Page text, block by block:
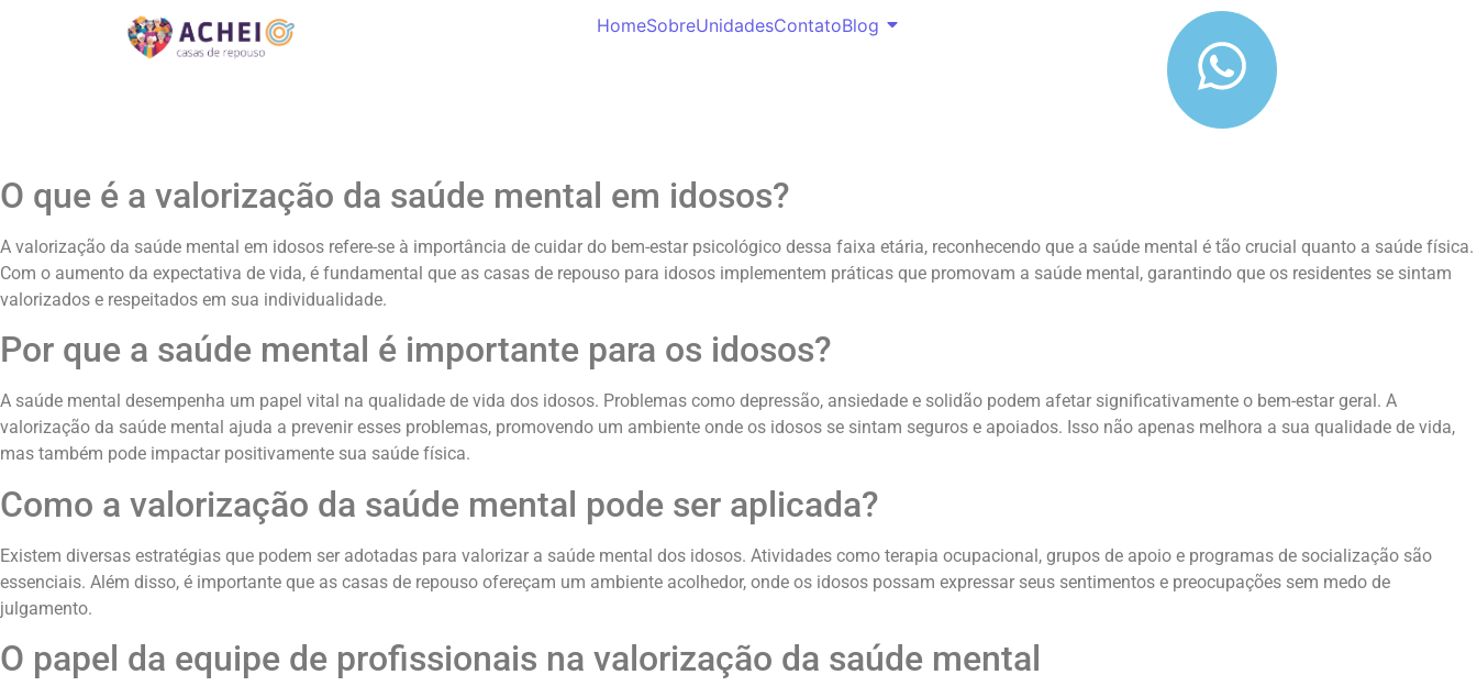
HomeSobreUnidadesContatoBlog
O que é a valorização da saúde mental em idosos?
A valorização da saúde mental em idosos refere-se à importância de cuidar do bem-estar psicológico dessa faixa etária, reconhecendo que a saúde mental é tão crucial quanto a saúde física.
Com o aumento da expectativa de vida, é fundamental que as casas de repouso para idosos implementem práticas que promovam a saúde mental, garantindo que os residentes se sintam
valorizados e respeitados em sua individualidade.
Por que a saúde mental é importante para os idosos?
A saúde mental desempenha um papel vital na qualidade de vida dos idosos. Problemas como depressão, ansiedade e solidão podem afetar significativamente o bem-estar geral. A
valorização da saúde mental ajuda a prevenir esses problemas, promovendo um ambiente onde os idosos se sintam seguros e apoiados. Isso não apenas melhora a sua qualidade de vida,
mas também pode impactar positivamente sua saúde física.
Como a valorização da saúde mental pode ser aplicada?
Existem diversas estratégias que podem ser adotadas para valorizar a saúde mental dos idosos. Atividades como terapia ocupacional, grupos de apoio e programas de socialização são
essenciais. Além disso, é importante que as casas de repouso ofereçam um ambiente acolhedor, onde os idosos possam expressar seus sentimentos e preocupações sem medo de
julgamento.
O papel da equipe de profissionais na valorização da saúde mental